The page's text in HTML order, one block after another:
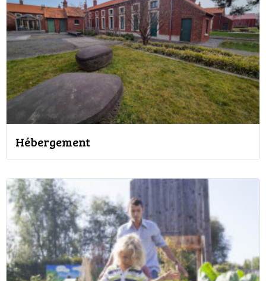
Hébergement